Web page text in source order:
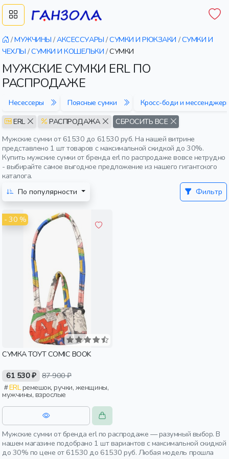
/МУЖЧИНЫ /АКСЕССУАРЫ /СУМКИ И РЮКЗАКИ /СУМКИ И
ЧЕХЛЫ /СУМКИ И КОШЕЛЬКИ /СУМКИ
МУЖСКИЕ СУМКИ ERL ПО
РАСПРОДАЖЕ
Несессеры Поясные сумки
Кросс-боди и
ERL
РАСПРОДАЖА
СБРОСИТЬ ВСЕ
Мужские сумки от 61530 до 61530 руб. На нашей витрине
представлено 1 шт товаров с максимальной скидкой до 30%.
Купить мужские сумки от бренда erl по распродаже вовсе нетрудно
- выбирайте самое выгодное предложение из нашего гигантского
каталога.
По популярности
Фильтр
- 30 %
СУМКА ТОУТ COMIC BOOK
61 530 ₽ 87 900 ₽
ERLремешок, ручки, женщины,
мужчины, взрослые
Мужские сумки от бренда erl по распродаже — разумный выбор. В
нашем магазине подобрано 1 шт вариантов с максимальной скидкой
до 30% по цене от 61530 до 61530 руб. Любая модель прошла